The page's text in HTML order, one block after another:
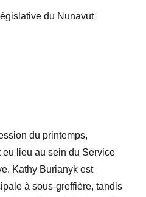
du Nunavut
du printemps,
lieu au sein du Service
Kathy Burianyk est
à sous-greffière, tandis